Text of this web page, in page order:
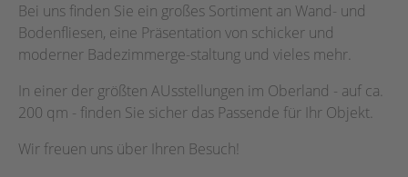
Bei uns finden Sie ein großes Sortiment an Wand- und
Bodenfliesen, eine Präsentation von schicker und
moderner Badezimmerge-staltung und vieles mehr.
In einer der größten AUsstellungen im Oberland - auf ca.
200 qm - finden Sie sicher das Passende für Ihr Objekt.
Wir freuen uns über Ihren Besuch!